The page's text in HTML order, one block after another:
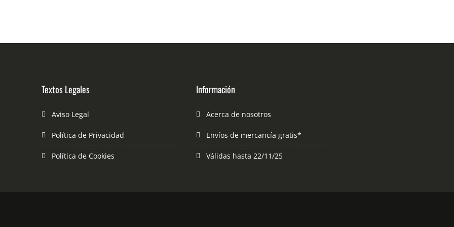
Textos Legales
Aviso Legal
Política de Privacidad
Política de Cookies
Información
Acerca de nosotros
Envíos de mercancía gratis*
Válidas hasta 22/11/25